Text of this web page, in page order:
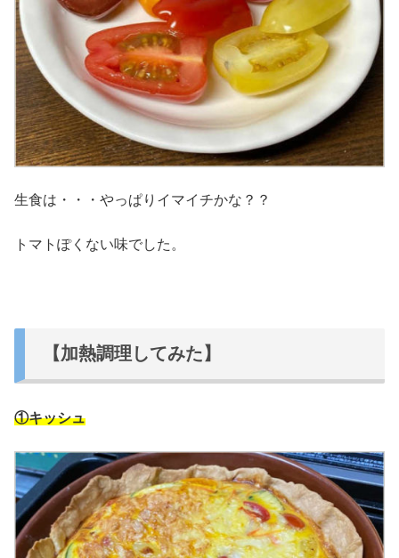
生食は・・・やっぱりイマイチかな？？
トマトぽくない味でした。
【加熱調理してみた】
①キッシュ